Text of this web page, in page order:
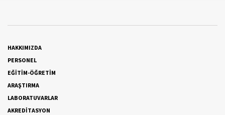
HAKKIMIZDA
PERSONEL
EĞİTİM-ÖĞRETİM
ARAŞTIRMA
LABORATUVARLAR
AKREDİTASYON